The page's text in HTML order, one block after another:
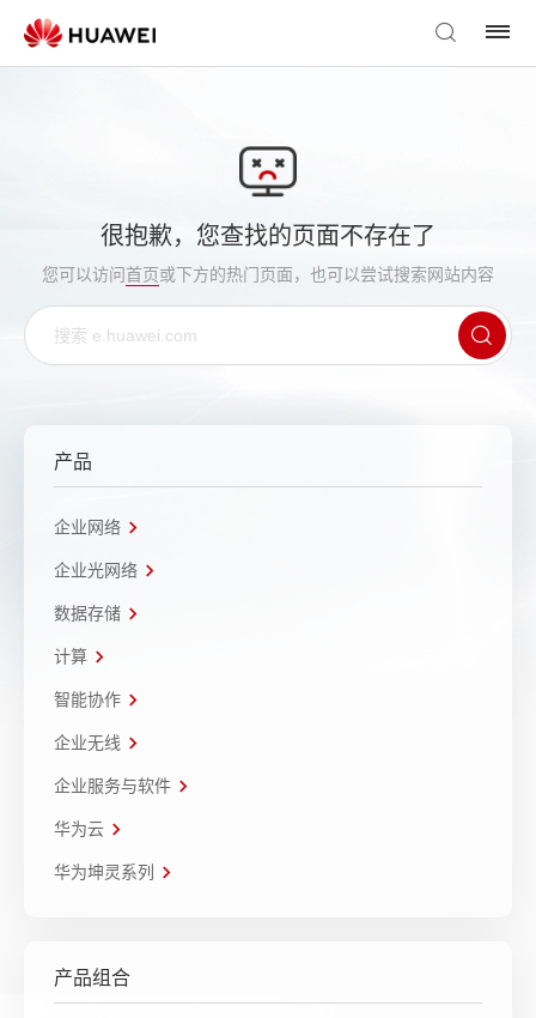
很抱歉，您查找的页面不存在了
您可以访问首页或下方的热门页面，也可以尝试搜索网站内容
产品
企业网络
企业光网络
数据存储
计算
智能协作
企业无线
企业服务与软件
华为云
华为坤灵系列
产品组合